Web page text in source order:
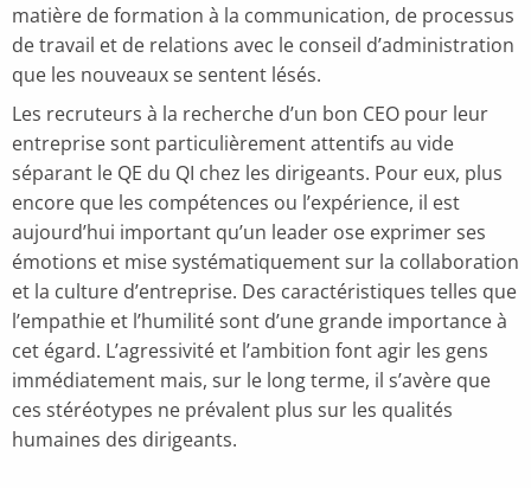
matière de formation à la communication, de processus
de travail et de relations avec le conseil d’administration
que les nouveaux se sentent lésés.
Les recruteurs à la recherche d’un bon CEO pour leur
entreprise sont particulièrement attentifs au vide
séparant le QE du QI chez les dirigeants. Pour eux, plus
encore que les compétences ou l’expérience, il est
aujourd’hui important qu’un leader ose exprimer ses
émotions et mise systématiquement sur la collaboration
et la culture d’entreprise. Des caractéristiques telles que
l’empathie et l’humilité sont d’une grande importance à
cet égard. L’agressivité et l’ambition font agir les gens
immédiatement mais, sur le long terme, il s’avère que
ces stéréotypes ne prévalent plus sur les qualités
humaines des dirigeants.